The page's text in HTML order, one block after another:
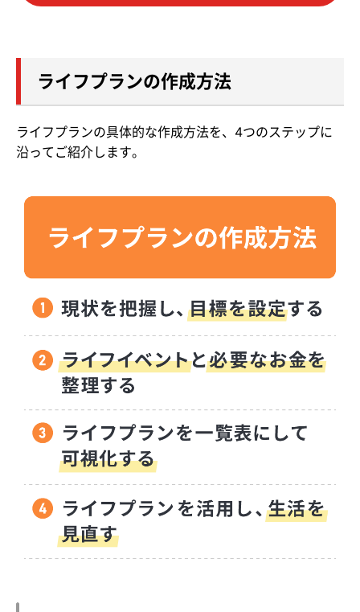
ライフプランの作成方法
ライフプランの具体的な作成方法を、4つのステップに
沿ってご紹介します。